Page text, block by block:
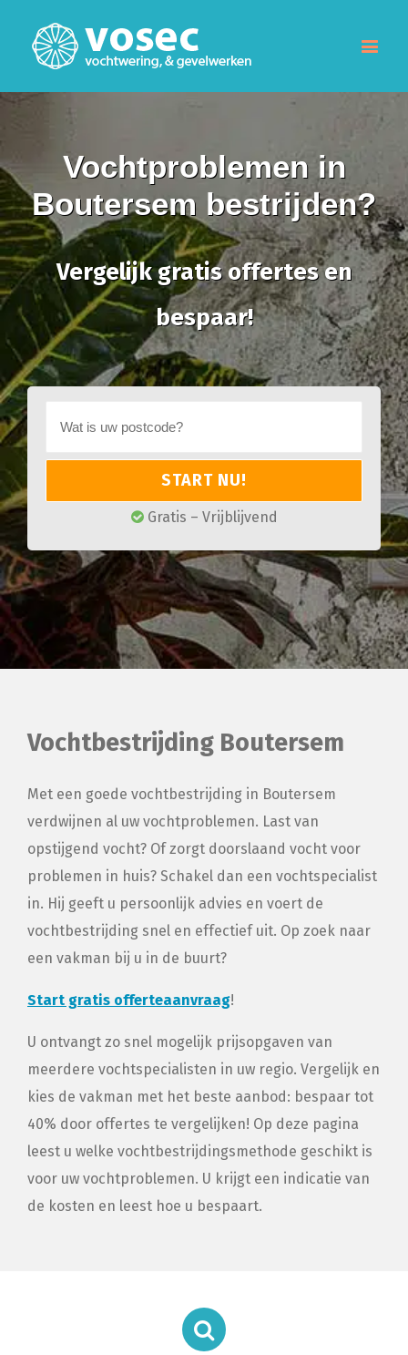
Vochtproblemen in
Boutersem bestrijden?
Vergelijk gratis offertes en
bespaar!
START NU!
Gratis – Vrijblijvend
Vochtbestrijding Boutersem
Met een goede vochtbestrijding in Boutersem
verdwijnen al uw vochtproblemen. Last van
opstijgend vocht? Of zorgt doorslaand vocht voor
problemen in huis? Schakel dan een vochtspecialist
in. Hij geeft u persoonlijk advies en voert de
vochtbestrijding snel en effectief uit. Op zoek naar
een vakman bij u in de buurt?
Start gratis offerteaanvraag!
U ontvangt zo snel mogelijk prijsopgaven van
meerdere vochtspecialisten in uw regio. Vergelijk en
kies de vakman met het beste aanbod: bespaar tot
40% door offertes te vergelijken! Op deze pagina
leest u welke vochtbestrijdingsmethode geschikt is
voor uw vochtproblemen. U krijgt een indicatie van
de kosten en leest hoe u bespaart.